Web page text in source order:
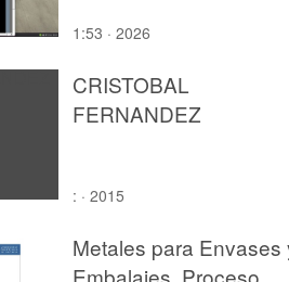
1:53 · 2026
CRISTOBAL
FERNANDEZ
: · 2015
Metales para Envases
Embalajes. Proceso